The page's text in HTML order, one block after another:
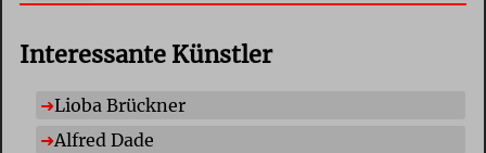
Interessante Künstler
Lioba Brückner
Alfred Dade